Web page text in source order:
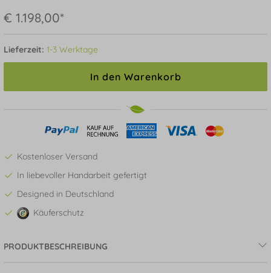
€ 1.198,00*
Lieferzeit: 1-3 Werktage
In den Warenkorb
Kostenloser Versand
In liebevoller Handarbeit gefertigt
Designed in Deutschland
Käuferschutz
PRODUKTBESCHREIBUNG